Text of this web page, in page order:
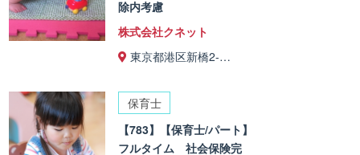
除内考慮
株式会社クネット
東京都港区新橋2-…
保育士
【783】【保育士/パート】
フルタイム 社会保険完